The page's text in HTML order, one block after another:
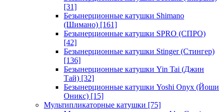
[31]
Безынерционные катушки Shimano
(Шимано) [161]
Безынерционные катушки SPRO (СПРО)
[42]
Безынерционные катушки Stinger (Стингер)
[136]
Безынерционные катушки Yin Tai (Джин
Тай) [32]
Безынерционные катушки Yoshi Onyx (Йоши
Оникс) [15]
Мультипликаторные катушки [75]